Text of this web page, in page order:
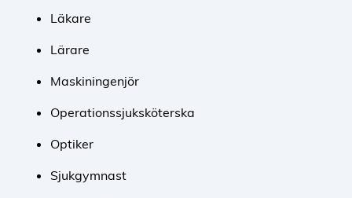
Läkare
Lärare
Maskiningenjör
Operationssjuksköterska
Optiker
Sjukgymnast